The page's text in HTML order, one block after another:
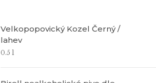
Velkopopovický Kozel Černý /
lahev
0.5 l